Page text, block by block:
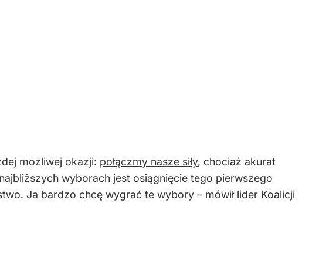
możliwej okazji: połączmy nasze siły, chociaż akurat
wyborach jest osiągnięcie tego pierwszego
Ja bardzo chcę wygrać te wybory – mówił lider Koalicji